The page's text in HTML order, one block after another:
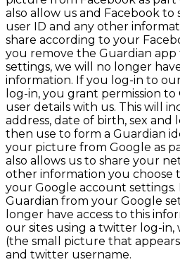
also allow us and Facebook to
user ID and any other
share according to your
you remove the Guardian
settings, we will no longer
information. If you log-in to
log-in, you grant permission
user details with us. This will
address, date of birth, sex and
then use to form a Guardian
your picture from Google as
also allows us to share your
other information you choose
your Google account
Guardian from your Google
longer have access to this
our sites using a twitter log-in,
(the small picture that
and twitter username.